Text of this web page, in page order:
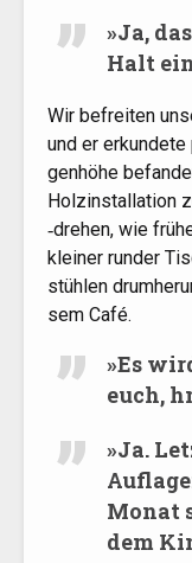
»Ja,
Halt
Wir befrei­ten
und er
gen­hö­he
Holz­in­stal­la­ti­on
‑dre­hen, wie
klei­ner run­der
stüh­len
sem Café.
»Es
euch,
»Ja.
Monat
dem